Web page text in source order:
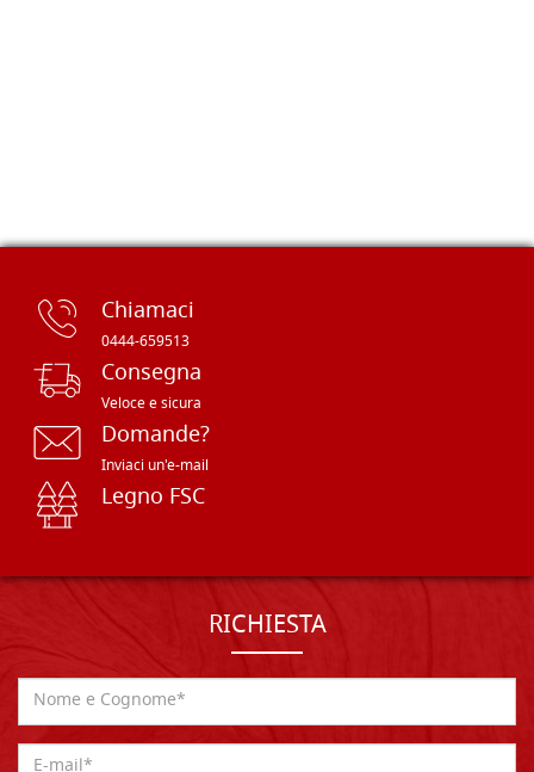
Chiamaci
0444-659513
Consegna
Veloce e sicura
Domande?
Inviaci un'e-mail
Legno FSC
RICHIESTA